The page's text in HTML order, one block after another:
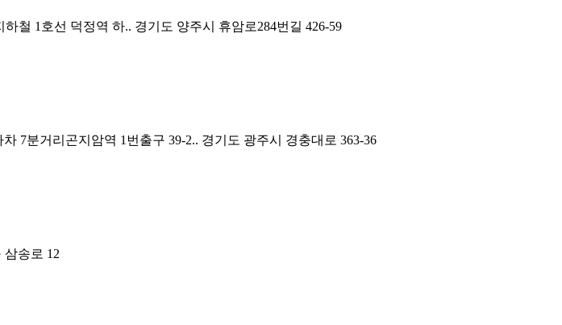
철 1호선 덕정역 하.. 경기도 양주시 휴암로284번길 426-59
7분거리곤지암역 1번출구 39-2.. 경기도 광주시 경충대로 363-36
삼송로 12